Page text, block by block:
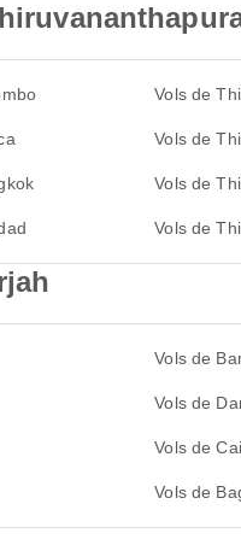
Vols de
Vols de
Vols de
Vols de
Vols de
Vols de
Vols de
Vols de